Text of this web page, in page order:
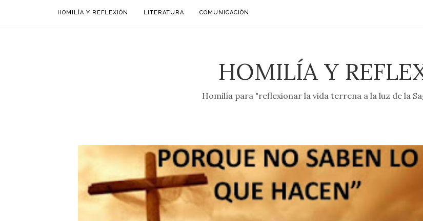
HOMILÍA Y
Homilía para "reflexionar la vida terrena a la luz de la
HOMILÍA Y REFLEXIÓN LITERATURA COMUNICACIÓN